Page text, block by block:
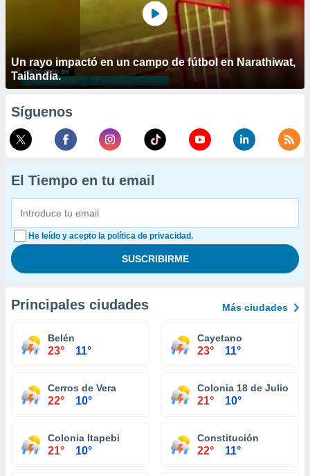
Un rayo impactó en un campo de fútbol en Narathiwat,
Tailandia.
Síguenos
El Tiempo en tu email
He leído y acepto la política de privacidad.
Principales ciudades Más ciudades
Belén
23° 11°
Cayetano
23° 11°
Cerros de Vera
22° 10°
Colonia 18 de Julio
21° 10°
Colonia Itapebi
21° 10°
Constitución
22° 11°